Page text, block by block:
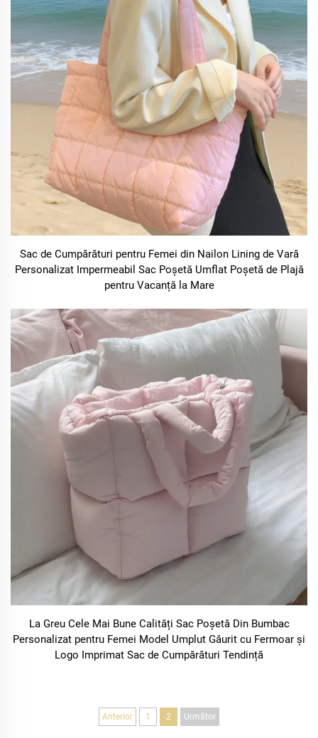
Sac de Cumpărături pentru Femei din Nailon Lining de Vară
Personalizat Impermeabil Sac Poșetă Umflat Poșetă de Plajă
pentru Vacanță la Mare
La Greu Cele Mai Bune Calități Sac Poșetă Din Bumbac
Personalizat pentru Femei Model Umplut Găurit cu Fermoar și
Logo Imprimat Sac de Cumpărături Tendință
Anterior 1 2 Următor